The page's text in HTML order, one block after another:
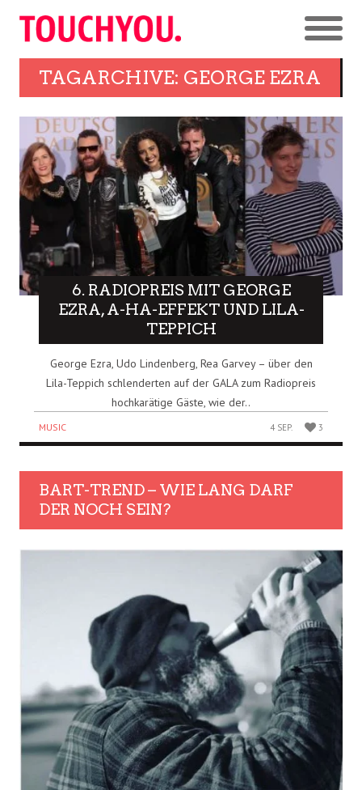
TAGARCHIVE: GEORGE EZRA
6. RADIOPREIS MIT GEORGE
EZRA, A-HA-EFFEKT UND LILA-
TEPPICH
George Ezra, Udo Lindenberg, Rea Garvey – über den
Lila-Teppich schlenderten auf der GALA zum Radiopreis
hochkarätige Gäste, wie der..
MUSIC 4 SEP. 3
BART-TREND – WIE LANG DARF
DER NOCH SEIN?